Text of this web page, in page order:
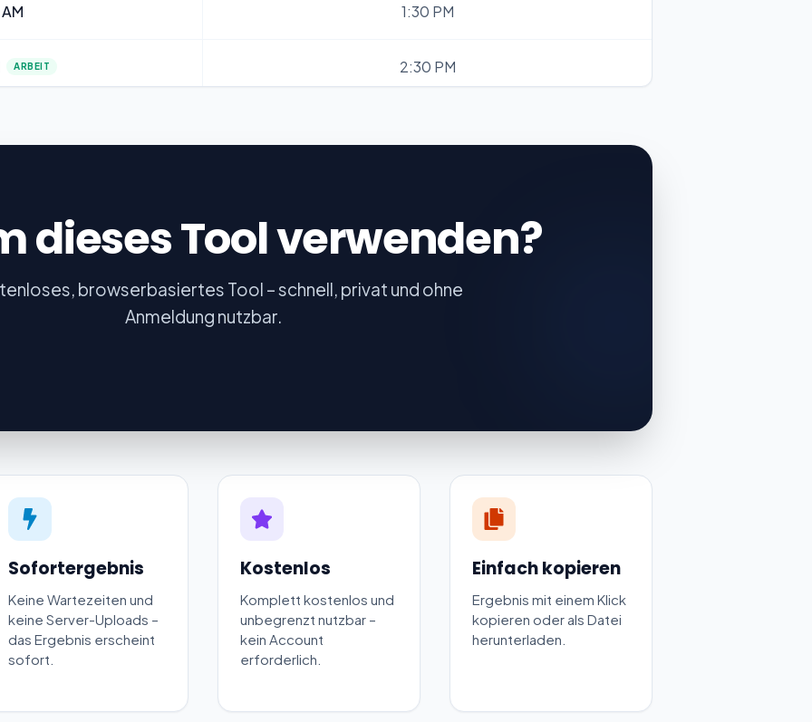
1:30 PM
ARBEIT 2:30 PM
ARBEIT 5:30 PM
ARBEIT 6:30 PM
ARBEIT
dieses Tool verwenden?
browserbasiertes Tool – schnell, privat und ohne
Anmeldung nutzbar.
Sofortergebnis
Keine Wartezeiten und
keine Server-Uploads –
das Ergebnis erscheint
sofort.
Kostenlos
Komplett kostenlos und
unbegrenzt nutzbar –
kein Account
erforderlich.
Einfach kopieren
Ergebnis mit einem Klick
kopieren oder als Datei
herunterladen.